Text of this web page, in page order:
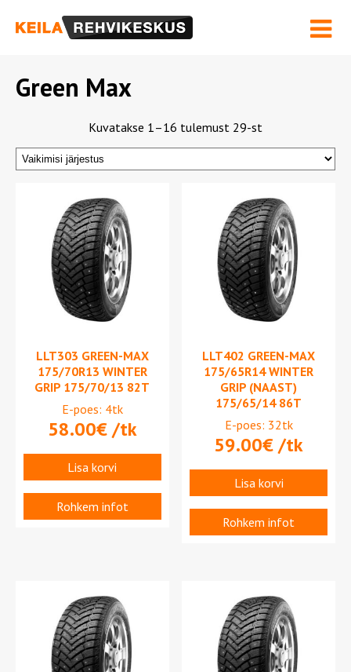
Velgede sirgendamine
Green Max
Kuvatakse 1–16 tulemust 29-st
LLT303 GREEN-MAX
175/70R13 WINTER
GRIP 175/70/13 82T
E-poes: 4tk
58.00€/tk
Lisa korvi
Rohkem infot
LLT402 GREEN-MAX
175/65R14 WINTER
GRIP (NAAST)
175/65/14 86T
E-poes: 32tk
59.00€/tk
Lisa korvi
Rohkem infot